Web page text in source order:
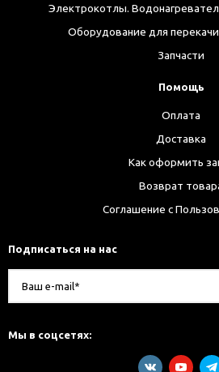
Электрокотлы.
Оборудование для
Запчасти
Помощь
Оплата
Доставка
Как оформить
Возврат
Соглашение с
Подписаться на нас
Мы в соцсетях: